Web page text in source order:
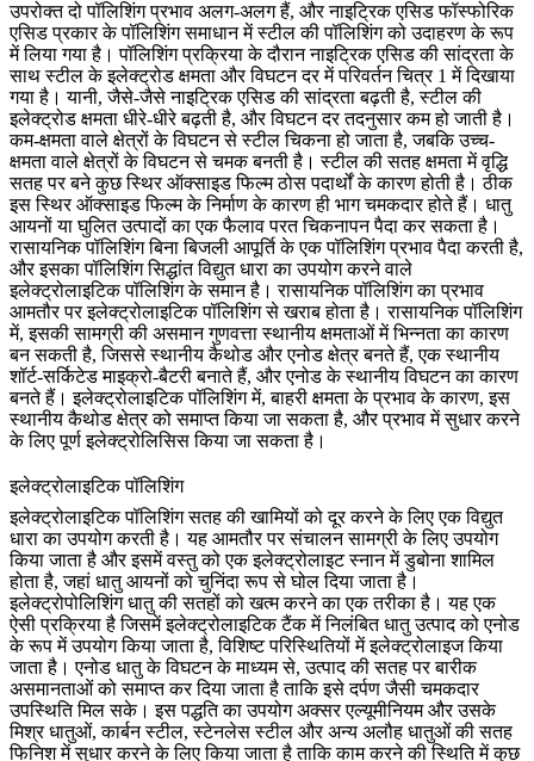
उपरोक्त दो पॉलिशिंग प्रभाव अलग-अलग हैं, और नाइट्रिक एसिड फॉस्फोरिक
एसिड प्रकार के पॉलिशिंग समाधान में स्टील की पॉलिशिंग को उदाहरण के रूप
में लिया गया है। पॉलिशिंग प्रक्रिया के दौरान नाइट्रिक एसिड की सांद्रता के
साथ स्टील के इलेक्ट्रोड क्षमता और विघटन दर में परिवर्तन चित्र 1 में दिखाया
गया है। यानी, जैसे-जैसे नाइट्रिक एसिड की सांद्रता बढ़ती है, स्टील की
इलेक्ट्रोड क्षमता धीरे-धीरे बढ़ती है, और विघटन दर तदनुसार कम हो जाती है।
कम-क्षमता वाले क्षेत्रों के विघटन से स्टील चिकना हो जाता है, जबकि उच्च-
क्षमता वाले क्षेत्रों के विघटन से चमक बनती है। स्टील की सतह क्षमता में वृद्धि
सतह पर बने कुछ स्थिर ऑक्साइड फिल्म ठोस पदार्थों के कारण होती है। ठीक
इस स्थिर ऑक्साइड फिल्म के निर्माण के कारण ही भाग चमकदार होते हैं। धातु
आयनों या घुलित उत्पादों का एक फैलाव परत चिकनापन पैदा कर सकता है।
रासायनिक पॉलिशिंग बिना बिजली आपूर्ति के एक पॉलिशिंग प्रभाव पैदा करती है,
और इसका पॉलिशिंग सिद्धांत विद्युत धारा का उपयोग करने वाले
इलेक्ट्रोलाइटिक पॉलिशिंग के समान है। रासायनिक पॉलिशिंग का प्रभाव
आमतौर पर इलेक्ट्रोलाइटिक पॉलिशिंग से खराब होता है। रासायनिक पॉलिशिंग
में, इसकी सामग्री की असमान गुणवत्ता स्थानीय क्षमताओं में भिन्नता का कारण
बन सकती है, जिससे स्थानीय कैथोड और एनोड क्षेत्र बनते हैं, एक स्थानीय
शॉर्ट-सर्किटेड माइक्रो-बैटरी बनाते हैं, और एनोड के स्थानीय विघटन का कारण
बनते हैं। इलेक्ट्रोलाइटिक पॉलिशिंग में, बाहरी क्षमता के प्रभाव के कारण, इस
स्थानीय कैथोड क्षेत्र को समाप्त किया जा सकता है, और प्रभाव में सुधार करने
के लिए पूर्ण इलेक्ट्रोलिसिस किया जा सकता है।
इलेक्ट्रोलाइटिक पॉलिशिंग
इलेक्ट्रोलाइटिक पॉलिशिंग सतह की खामियों को दूर करने के लिए एक विद्युत
धारा का उपयोग करती है। यह आमतौर पर संचालन सामग्री के लिए उपयोग
किया जाता है और इसमें वस्तु को एक इलेक्ट्रोलाइट स्नान में डुबोना शामिल
होता है, जहां धातु आयनों को चुनिंदा रूप से घोल दिया जाता है।
इलेक्ट्रोपोलिशिंग धातु की सतहों को खत्म करने का एक तरीका है। यह एक
ऐसी प्रक्रिया है जिसमें इलेक्ट्रोलाइटिक टैंक में निलंबित धातु उत्पाद को एनोड
के रूप में उपयोग किया जाता है, विशिष्ट परिस्थितियों में इलेक्ट्रोलाइज किया
जाता है। एनोड धातु के विघटन के माध्यम से, उत्पाद की सतह पर बारीक
असमानताओं को समाप्त कर दिया जाता है ताकि इसे दर्पण जैसी चमकदार
उपस्थिति मिल सके। इस पद्धति का उपयोग अक्सर एल्यूमीनियम और उसके
मिश्र धातुओं, कार्बन स्टील, स्टेनलेस स्टील और अन्य अलौह धातुओं की सतह
फिनिश में सुधार करने के लिए किया जाता है ताकि काम करने की स्थिति में कुछ